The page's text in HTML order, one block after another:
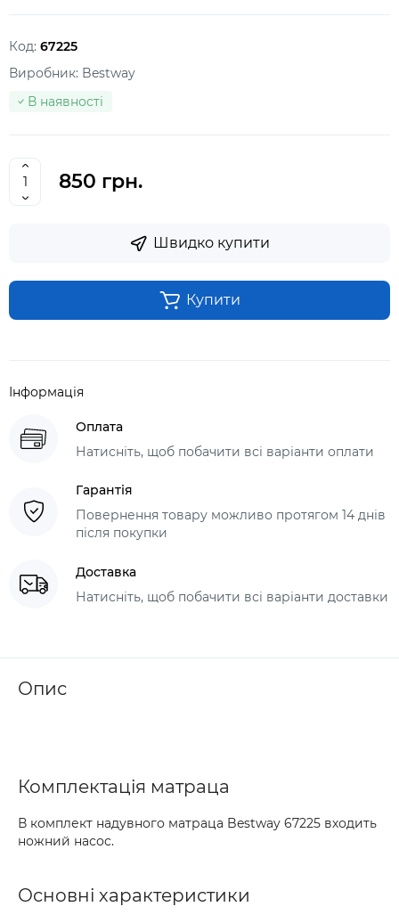
Код: 67225
Виробник: Bestway
В наявності
850 грн.
Швидко купити
Купити
Інформація
Оплата
Натисніть, щоб побачити всі варіанти оплати
Гарантія
Повернення товару можливо протягом 14 днів
після покупки
Доставка
Натисніть, щоб побачити всі варіанти доставки
Опис
Комплектація матраца
В комплект надувного матраца Bestway 67225 входить
ножний насос.
Основні характеристики